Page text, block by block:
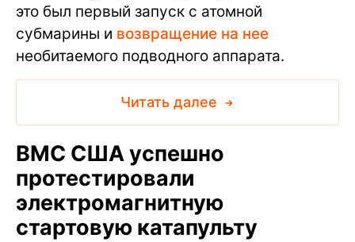
это был первый запуск с атомной
субмарины и возвращение на нее
необитаемого подводного аппарата.
Читать далее
ВМС США успешно
протестировали
электромагнитную
стартовую катапульту